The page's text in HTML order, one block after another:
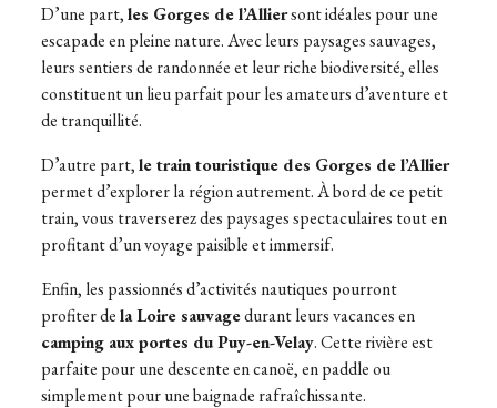
D’une part,les Gorges de l’Alliersont idéales pour une
escapade en pleine nature. Avec leurs paysages sauvages,
leurs sentiers de randonnée et leur riche biodiversité, elles
constituent un lieu parfait pour les amateurs d’aventure et
de tranquillité.
D’autre part,le train touristique des Gorges de l’Allier
permet d’explorer la région autrement. À bord de ce petit
train, vous traverserez des paysages spectaculaires tout en
profitant d’un voyage paisible et immersif.
Enfin, les passionnés d’activités nautiques pourront
profiter dela Loire sauvagedurant leurs vacances en
camping aux portes du Puy-en-Velay. Cette rivière est
parfaite pour une descente en canoë, en paddle ou
simplement pour une baignade rafraîchissante.